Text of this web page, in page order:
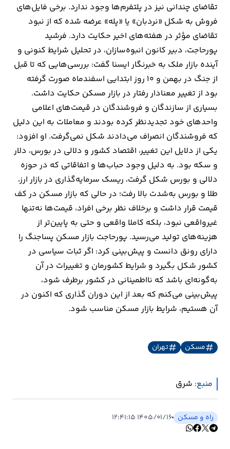
تقاضای چندانی نیز در پلتفرم‌ها وجود ندارد. برخی فایل‌های
فروش به شکل «نردبان» یا «پله» عرضه شده که از نبود
تقاضای مؤثر در هفته‌های اخیر حکایت دارد. فرشید
پورحاجت، دبیر کانون انبوه‌سازان، در تحلیل شرایط کنونی و
آینده بازار ملک به خبرنگار ایسنا گفت: بررسی‌هایی که تا قبل
از جنگ در بهمن و ۱۰ روز ابتدایی اسفندماه صورت گرفته
بود از تغییر معنادار رفتار در بازار مسکن حکایت داشت.
بسیاری از سازندگان و فروشندگان در قیمت‌های اعلامی
واحدهای خود تجدیدنظر کرده بودند و معاملات به این دلیل
که فروشندگان انصراف می‌دادند شکل نمی‌گرفت. او افزود:
یکی از دلایل این تغییر، اقتصاد کشور و دلالی در بورس، دلار
و سکه بود. به دلیل وجود حباب‌ها و اتفاقاتی که در حوزه
دلالی و بورس شکل گرفت، ریسک سرمایه‌گذاری در بازار ارز،
طلا و بورس به‌شدت بالا رفت؛ در حالی که بازار مسکن در کف
قیمت قرار داشت و برخلاف نظر برخی افراد، قیمت‌ها نه‌تنها
غیرواقعی نبود، بلکه کاملا واقعی و حتی به پایین‌تر از
هزینه‌های تولید می‌رسید. پورحاجت بازار مسکن پساجنگ را
دارای رونق دانست و پیش‌بینی کرد: اگر ثبات سیاسی در
کشور شکل بگیرد و شرایط کشورمان و تغییرات در آن
به‌گونه‌ای باشد که نااطمینانی در کشور برطرف شود،
پیش‌بینی می‌کنم که بعد از این دوران گذاری که اکنون در
آن هستیم، شرایط بازار مسکن مناسب شود.
مسکن تهران
منبع: شرق
راه و مسکن ۱۴۰۵/۰۱/۱۶ ۱۲:۴۱:۱۵